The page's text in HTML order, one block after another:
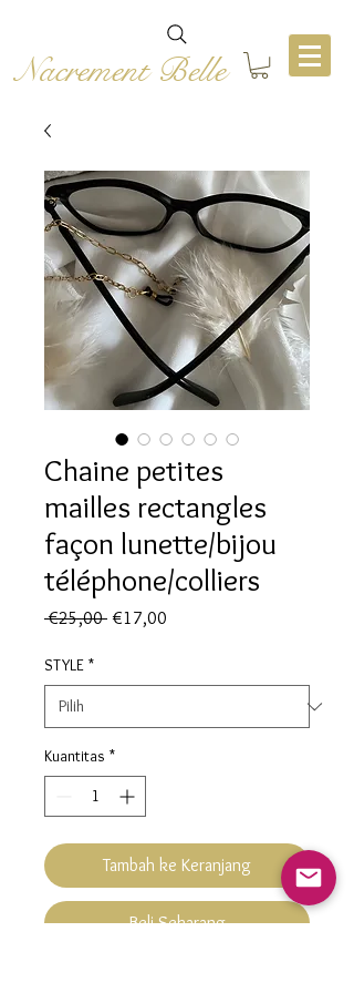
Nacrement Belle
Chaine petites
mailles rectangles
façon lunette/bijou
téléphone/colliers
€25,00 Harga
€17,00
STYLE *
Kuantitas *
Tambah ke Keranjang
Beli Sekarang